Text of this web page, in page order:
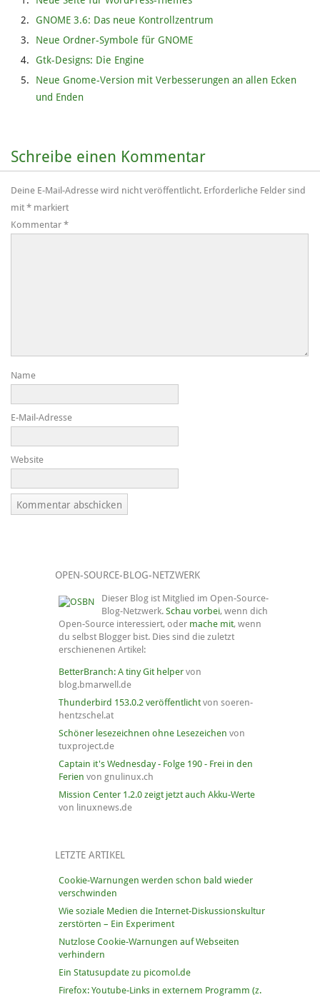
GNOME 3.6: Das neue Kontrollzentrum
Neue Ordner-Symbole für GNOME
Gtk-Designs: Die Engine
Neue Gnome-Version mit Verbesserungen an allen Ecken
und Enden
Schreibe einen Kommentar
Deine E-Mail-Adresse wird nicht veröffentlicht. Erforderliche Felder sind
mit * markiert
Kommentar *
Name
E-Mail-Adresse
Website
OPEN-SOURCE-BLOG-NETZWERK
Dieser Blog ist Mitglied im Open-Source-
Blog-Netzwerk. Schau vorbei, wenn dich
Open-Source interessiert, oder mache mit, wenn
du selbst Blogger bist. Dies sind die zuletzt
erschienenen Artikel:
BetterBranch: A tiny Git helpervon
blog.bmarwell.de
Thunderbird 153.0.2 veröffentlichtvon soeren-
hentzschel.at
Schöner lesezeichnen ohne Lesezeichen von
tuxproject.de
Captain it's Wednesday - Folge 190 - Frei in den
Ferien von gnulinux.ch
Mission Center 1.2.0 zeigt jetzt auch Akku-Werte
von linuxnews.de
LETZTE ARTIKEL
Cookie-Warnungen werden schon bald wieder
verschwinden
Wie soziale Medien die Internet-Diskussionskultur
zerstörten – Ein Experiment
Nutzlose Cookie-Warnungen auf Webseiten
verhindern
Ein Statusupdate zu picomol.de
Firefox: Youtube-Links in externem Programm (z.